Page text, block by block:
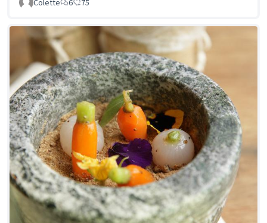
Colette 6 75